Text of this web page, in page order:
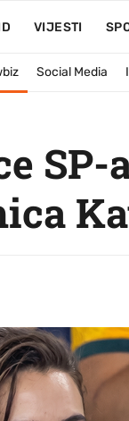
VIJESTI
Social Media